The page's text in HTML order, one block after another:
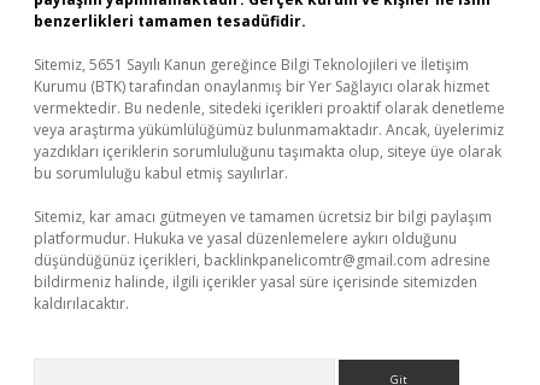
benzerlikleri tamamen tesadüfidir.
Sitemiz, 5651 Sayılı Kanun gereğince Bilgi Teknolojileri ve İletişim
Kurumu (BTK) tarafından onaylanmış bir Yer Sağlayıcı olarak hizmet
vermektedir. Bu nedenle, sitedeki içerikleri proaktif olarak denetleme
veya araştırma yükümlülüğümüz bulunmamaktadır. Ancak, üyelerimiz
yazdıkları içeriklerin sorumluluğunu taşımakta olup, siteye üye olarak
bu sorumluluğu kabul etmiş sayılırlar.
Sitemiz, kar amacı gütmeyen ve tamamen ücretsiz bir bilgi paylaşım
platformudur. Hukuka ve yasal düzenlemelere aykırı olduğunu
düşündüğünüz içerikleri, backlinkpanelicomtr@gmail.com adresine
bildirmeniz halinde, ilgili içerikler yasal süre içerisinde sitemizden
kaldırılacaktır.